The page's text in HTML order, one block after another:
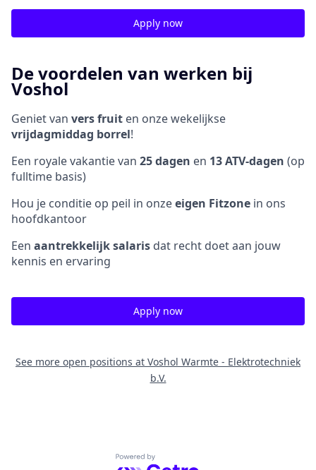
Apply now
De voordelen van werken bij
Voshol
Geniet van vers fruit en onze wekelijkse
vrijdagmiddag borrel!
Een royale vakantie van 25 dagen en 13 ATV-dagen (op
fulltime basis)
Hou je conditie op peil in onzeeigen Fitzone in ons
hoofdkantoor
Een aantrekkelijk salaris dat recht doet aan jouw
kennis en ervaring
Apply now
See more open positions at Voshol Warmte - Elektrotechniek
b.V.
Powered by Getro.com